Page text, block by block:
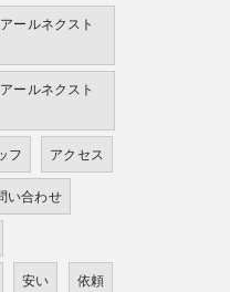
ールネクスト
ールネクスト
フ アクセス
い合わせ
安い 依頼